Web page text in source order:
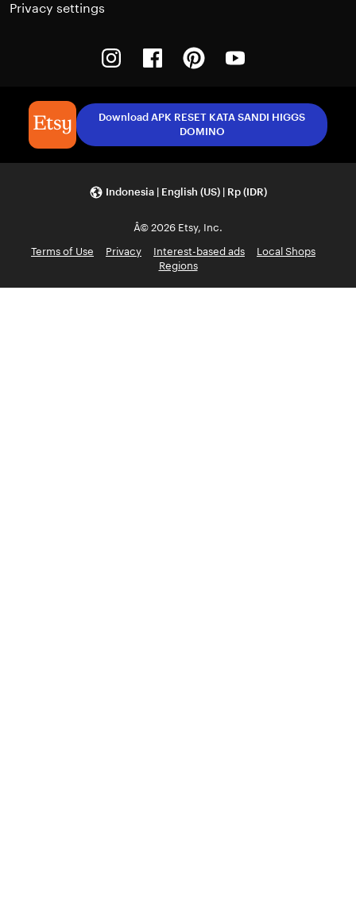
Privacy settings
InstagramFacebookPinterest
Download APK RESET KATA SANDI HIGGS
DOMINO
Indonesia | English (US) | Rp (IDR)
Â© 2026 Etsy, Inc.
Terms of Use
Privacy Interest-based ads
Local Shops
Regions